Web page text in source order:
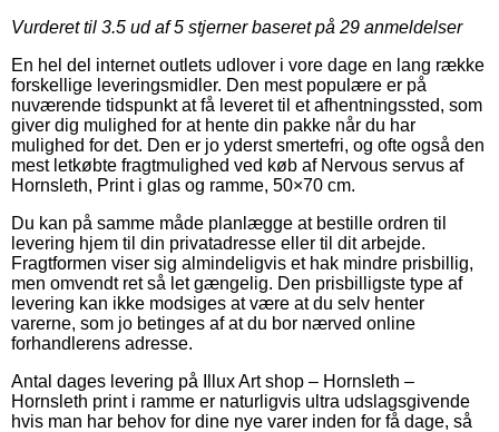
Vurderet til 3.5 ud af 5 stjerner baseret på 29 anmeldelser
En hel del internet outlets udlover i vore dage en lang række
forskellige leveringsmidler. Den mest populære er på
nuværende tidspunkt at få leveret til et afhentningssted, som
giver dig mulighed for at hente din pakke når du har
mulighed for det. Den er jo yderst smertefri, og ofte også den
mest letkøbte fragtmulighed ved køb af Nervous servus af
Hornsleth, Print i glas og ramme, 50×70 cm.
Du kan på samme måde planlægge at bestille ordren til
levering hjem til din privatadresse eller til dit arbejde.
Fragtformen viser sig almindeligvis et hak mindre prisbillig,
men omvendt ret så let gængelig. Den prisbilligste type af
levering kan ikke modsiges at være at du selv henter
varerne, som jo betinges af at du bor nærved online
forhandlerens adresse.
Antal dages levering på Illux Art shop – Hornsleth –
Hornsleth print i ramme er naturligvis ultra udslagsgivende
hvis man har behov for dine nye varer inden for få dage, så